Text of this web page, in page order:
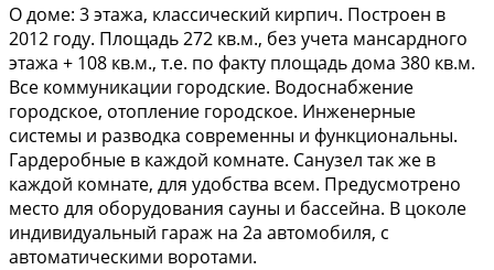
О доме: 3 этажа, классический кирпич. Построен в
2012 году. Площадь 272 кв.м., без учета мансардного
этажа + 108 кв.м., т.е. по факту площадь дома 380 кв.м.
Все коммуникации городские. Водоснабжение
городское, отопление городское. Инженерные
системы и разводка современны и функциональны.
Гардеробные в каждой комнате. Санузел так же в
каждой комнате, для удобства всем. Предусмотрено
место для оборудования сауны и бассейна. В цоколе
индивидуальный гараж на 2а автомобиля, с
автоматическими воротами.